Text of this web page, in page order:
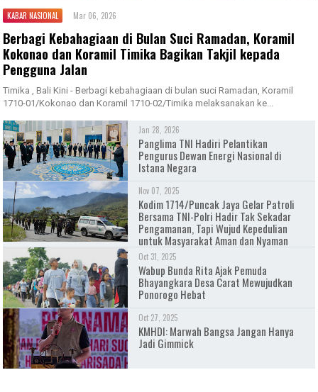
KABAR NASIONAL Mar 06, 2026
Berbagi Kebahagiaan di Bulan Suci Ramadan, Koramil
Kokonao dan Koramil Timika Bagikan Takjil kepada
Pengguna Jalan
Timika , Bali Kini - Berbagi kebahagiaan di bulan suci Ramadan, Koramil
1710-01/Kokonao dan Koramil 1710-02/Timika melaksanakan ke...
Jan 28, 2026
Panglima TNI Hadiri Pelantikan
Pengurus Dewan Energi Nasional di
Istana Negara
Nov 07, 2025
Kodim 1714/Puncak Jaya Gelar Patroli
Bersama TNI-Polri Hadir Tak Sekadar
Pengamanan, Tapi Wujud Kepedulian
untuk Masyarakat Aman dan Nyaman
Oct 31, 2025
Wabup Bunda Rita Ajak Pemuda
Bhayangkara Desa Carat Mewujudkan
Ponorogo Hebat
Oct 27, 2025
KMHDI: Marwah Bangsa Jangan Hanya
Jadi Gimmick